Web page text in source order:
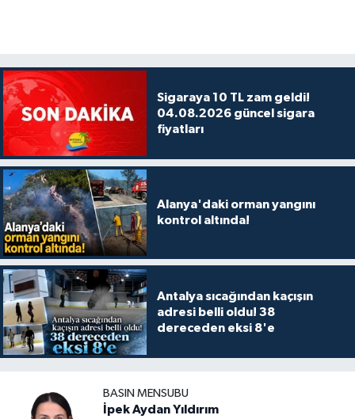
Sigaraya 10 TL zam geldi!
04.08.2026 güncel sigara
fiyatları
Alanya'daki orman yangını
kontrol altında!
Antalya sıcağından kaçışın
adresi belli oldu! 38
dereceden eksi 8'e
BASIN MENSUBU
İpek Aydan Yıldırım